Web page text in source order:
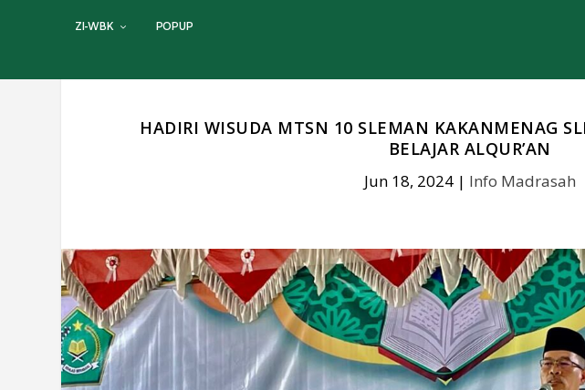
ZI-WBK POPUP
HADIRI WISUDA MTSN 10 SLEMAN KAKANMENAG
BELAJAR ALQUR’AN
Jun 18, 2024| Info Madrasah